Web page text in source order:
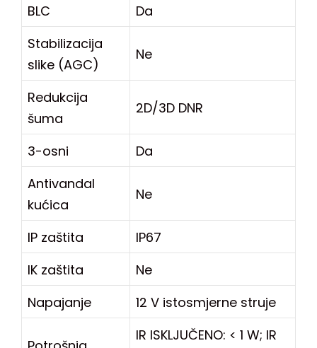
BLC
Da
Stabilizacija
slike (AGC)
Ne
Redukcija
šuma
2D/3D DNR
3-osni
Da
Antivandal
kućica
Ne
IP zaštita
IP67
IK zaštita
Ne
Napajanje
12 V istosmjerne struje
IR ISKLJUČENO: < 1 W; IR